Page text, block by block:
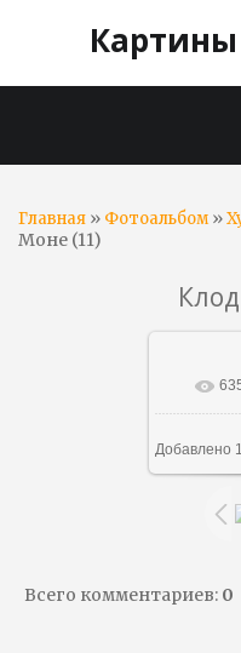
Главная » Фотоальбом»
Моне (11)
В
Добавлено
Всего комментариев: 0